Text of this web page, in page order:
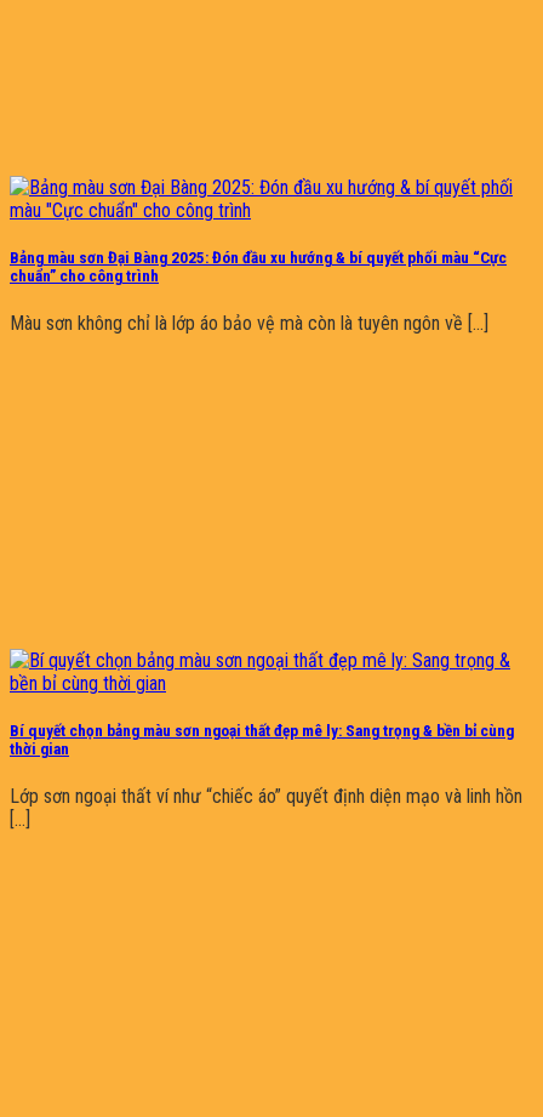
Bảng màu sơn Đại Bàng 2025: Đón đầu xu hướng & bí quyết phối màu “Cực
chuẩn” cho công trình
Màu sơn không chỉ là lớp áo bảo vệ mà còn là tuyên ngôn về [...]
Bí quyết chọn bảng màu sơn ngoại thất đẹp mê ly: Sang trọng & bền bỉ cùng
thời gian
Lớp sơn ngoại thất ví như “chiếc áo” quyết định diện mạo và linh hồn
[...]